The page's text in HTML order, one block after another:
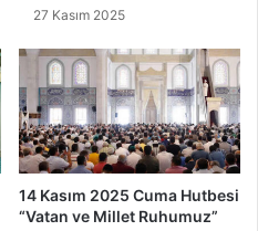
27 Kasım 2025
14 Kasım 2025 Cuma Hutbesi
“Vatan ve Millet Ruhumuz”